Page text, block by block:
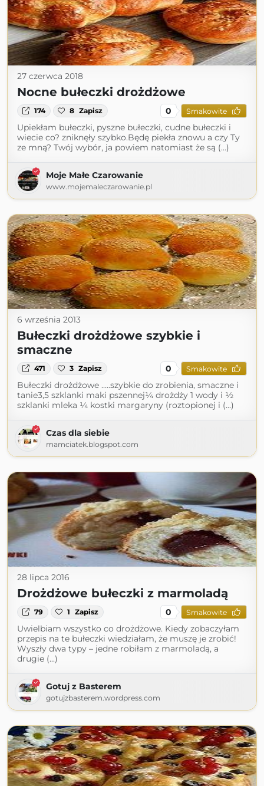
27 czerwca 2018
Nocne bułeczki drożdżowe
174 8 Zapisz 0 Smakowite
Upiekłam bułeczki, pyszne bułeczki, cudne bułeczki i
wiecie co? zniknęły szybko.Będę piekła znowu a czy Ty
ze mną? Twój wybór, ja powiem natomiast że są (...)
Moje Małe Czarowanie
www.mojemaleczarowanie.pl
6 września 2013
Bułeczki drożdżowe szybkie i
smaczne
471 3 Zapisz 0 Smakowite
Bułeczki drożdżowe .....szybkie do zrobienia, smaczne i
tanie3,5 szklanki maki pszennej¼ drożdży 1 wody i ½
szklanki mleka ¼ kostki margaryny (roztopionej i (...)
Czas dla siebie
mamciatek.blogspot.com
28 lipca 2016
Drożdżowe bułeczki z marmoladą
79 1 Zapisz 0 Smakowite
Uwielbiam wszystko co drożdżowe. Kiedy zobaczyłam
przepis na te bułeczki wiedziałam, że muszę je zrobić!
Wyszły dwa typy – jedne robiłam z marmoladą, a
drugie (...)
Gotuj z Basterem
gotujzbasterem.wordpress.com